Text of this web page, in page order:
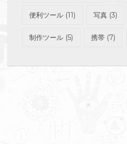
便利ツール (11) 写真 (3)
制作ツール (5) 携帯 (7)